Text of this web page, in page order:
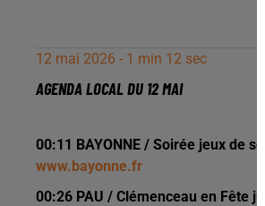
12 mai 2026 - 1 min 12 sec
AGENDA LOCAL DU 12 MAI
00:11 BAYONNE / Soirée jeux de
www.bayonne.fr
00:26 PAU / Clémenceau en Fête